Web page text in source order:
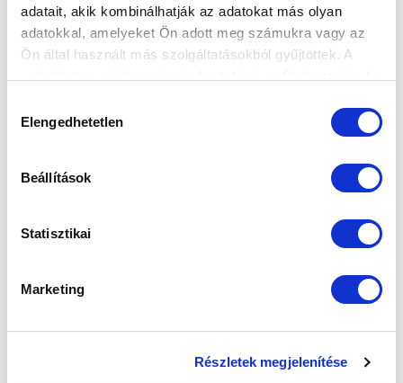
adatait, akik kombinálhatják az adatokat más olyan
adatokkal, amelyeket Ön adott meg számukra vagy az
Ön által használt más szolgáltatásokból gyűjtöttek. A
kiválasztása
Elengedhetetlen
Beállítások
Statisztikai
Marketing
Részletek megjelenítése
SZPONZOROK